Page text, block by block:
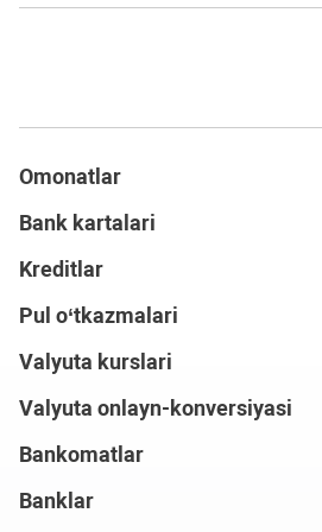
Omonatlar
Bank kartalari
Kreditlar
Pul o‘tkazmalari
Valyuta kurslari
Valyuta onlayn-konversiyasi
Bankomatlar
Banklar